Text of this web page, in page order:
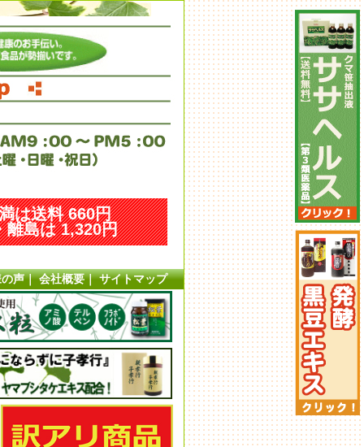
は送料 660円
島は 1,320円
声｜会社概要｜サイトマップ